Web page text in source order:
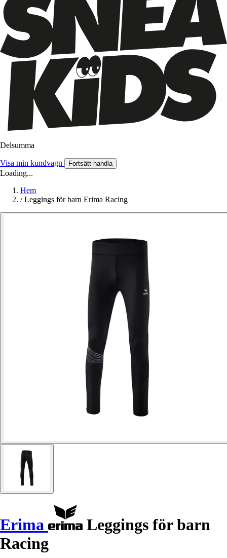
Delsumma
Visa min kundvagn Fortsätt handla
Loading...
Hem
/ Leggings för barn Erima Racing
Erima
Leggings för barn
Racing